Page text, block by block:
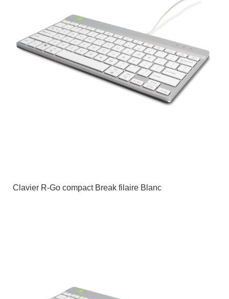
Clavier R-Go compact Break filaire Blanc